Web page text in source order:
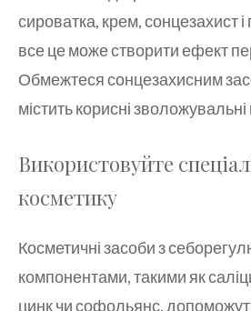
сироватка, крем, сонцезахист
все це може створити ефект
Обмежтеся сонцезахисним
містить корисні
Використовуйте
косметику
Косметичні засоби з
компонентами, такими як
цинк чи софольянс,